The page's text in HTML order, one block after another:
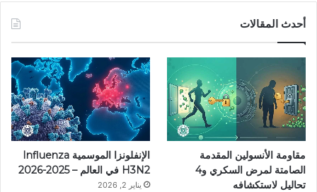
ب
و
ك
ت
ي
ر
ي
ت
ق
ر
م
ق
ر
ا
k
T
k
أحدث المقالات
مقاومة الأنسولين المقدمة
الصامتة لمرض السكري و4
تحاليل لاستكشافه
الإنفلونزا الموسمية Influenza
H3N2 في العالم – 2025-2026
يناير 2, 2026